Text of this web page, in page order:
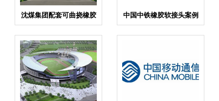
沈煤集团配套可曲挠橡胶
接头案例
中国中铁橡胶软接头案例